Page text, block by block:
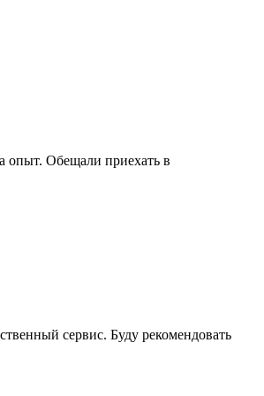
опыт. Обещали приехать в
сервис. Буду рекомендовать